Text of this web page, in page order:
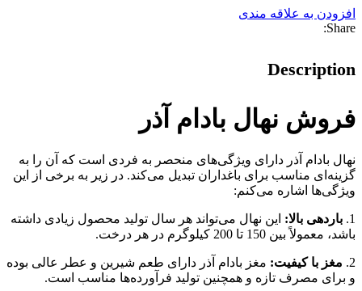
افزودن به علاقه مندی
Share:
Description
فروش نهال بادام آذر
نهال بادام آذر دارای ویژگی‌های منحصر به فردی است که آن را به
گزینه‌ای مناسب برای باغداران تبدیل می‌کند. در زیر به برخی از این
ویژگی‌ها اشاره می‌کنم:
1. باردهی بالا: این نهال می‌تواند هر سال تولید محصول زیادی داشته
باشد، معمولاً بین 150 تا 200 کیلوگرم در هر درخت.
2. مغز با کیفیت: مغز بادام آذر دارای طعم شیرین و عطر عالی بوده
و برای مصرف تازه و همچنین تولید فرآورده‌ها مناسب است.